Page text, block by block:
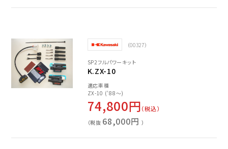
（00327）
SP2フルパワーキット
K.ZX-10
適応車種
ZX-10 ('88～)
74,800円（税込）
（税抜 68,000円 ）